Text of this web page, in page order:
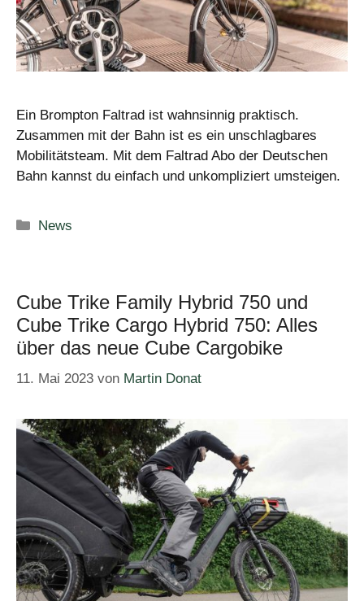
Ein Brompton Faltrad ist wahnsinnig praktisch.
Zusammen mit der Bahn ist es ein unschlagbares
Mobilitätsteam. Mit dem Faltrad Abo der Deutschen
Bahn kannst du einfach und unkompliziert umsteigen.
Kategorien
News
Cube Trike Family Hybrid 750 und
Cube Trike Cargo Hybrid 750: Alles
über das neue Cube Cargobike
11. Mai 2023 von Martin Donat